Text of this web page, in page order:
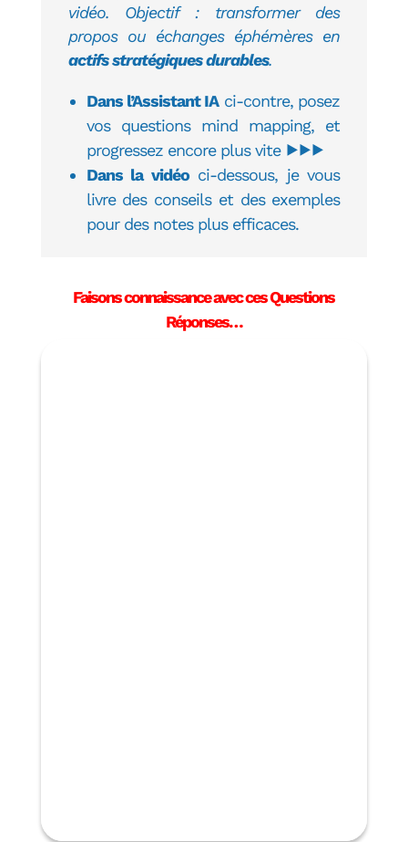
vidéo. Objectif : transformer des
propos ou échanges éphémères en
actifs stratégiques durables.
Dans l’Assistant IAci-contre, posez
vos questions mind mapping, et
progressez encore plus vite ⯈⯈⯈
Dans la vidéoci-dessous, je vous
livre des conseils et des exemples
pour des notes plus efficaces.
Faisons connaissance avec ces Questions
Réponses…